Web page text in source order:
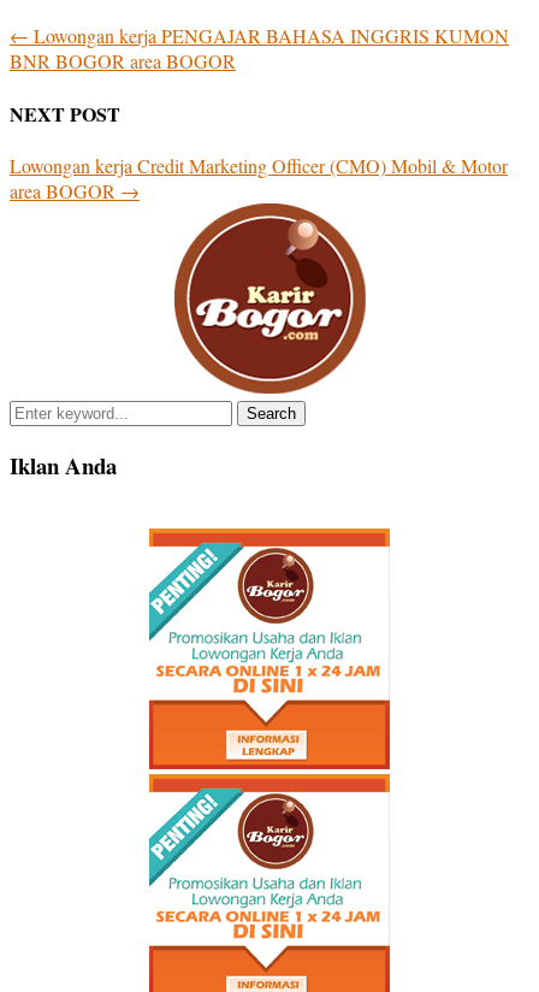
← Lowongan kerja PENGAJAR BAHASA INGGRIS KUMON
BNR BOGOR area BOGOR
NEXT POST
Lowongan kerja Credit Marketing Officer (CMO) Mobil & Motor
area BOGOR →
Search
Iklan Anda